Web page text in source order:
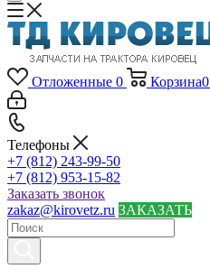
Отложенные 0 Корзина0
Телефоны
+7 (812) 243-99-50
+7 (812) 953-15-82
Заказать звонок
zakaz@kirovetz.ru ЗАКАЗАТЬ